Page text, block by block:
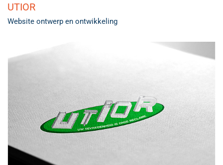
UTIOR
Website ontwerp en ontwikkeling